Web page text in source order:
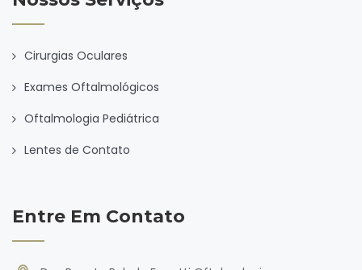
Cirurgias Oculares
Exames Oftalmológicos
Oftalmologia Pediátrica
Lentes de Contato
Entre Em Contato